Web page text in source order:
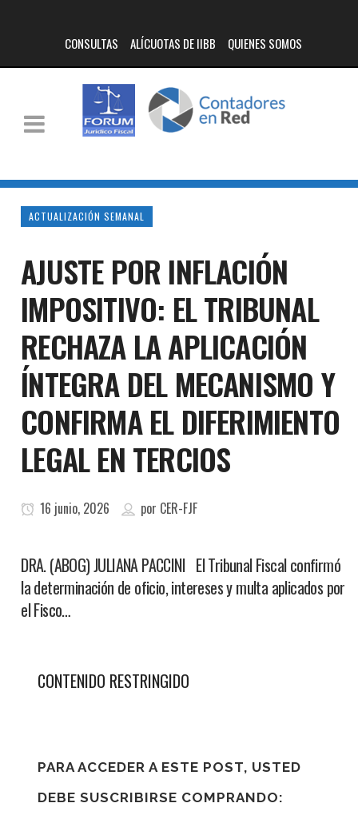
CONSULTAS ALÍCUOTAS DE IIBB QUIENES SOMOS
ACTUALIZACIÓN SEMANAL
AJUSTE POR INFLACIÓN
IMPOSITIVO: EL TRIBUNAL
RECHAZA LA APLICACIÓN
ÍNTEGRA DEL MECANISMO Y
CONFIRMA EL DIFERIMIENTO
LEGAL EN TERCIOS
16 junio, 2026 por CER-FJF
DRA. (ABOG) JULIANA PACCINI El Tribunal Fiscal confirmó
la determinación de oficio, intereses y multa aplicados por
el Fisco…
CONTENIDO RESTRINGIDO
PARA ACCEDER A ESTE POST, USTED
DEBE SUSCRIBIRSE COMPRANDO: